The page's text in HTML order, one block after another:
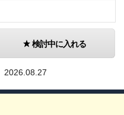
検討中に入れる
2026.08.27